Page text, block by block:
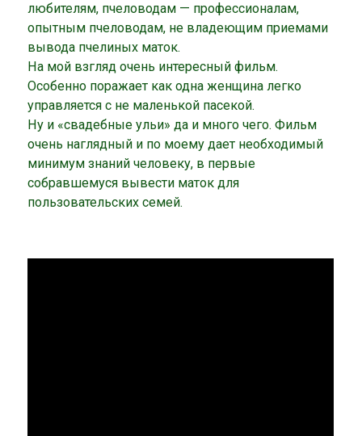
любителям, пчеловодам — профессионалам,
опытным пчеловодам, не владеющим приемами
вывода пчелиных маток.
На мой взгляд очень интересный фильм.
Особенно поражает как одна женщина легко
управляется с не маленькой пасекой.
Ну и «свадебные ульи» да и много чего. Фильм
очень наглядный и по моему дает необходимый
минимум знаний человеку, в первые
собравшемуся вывести маток для
пользовательских семей.